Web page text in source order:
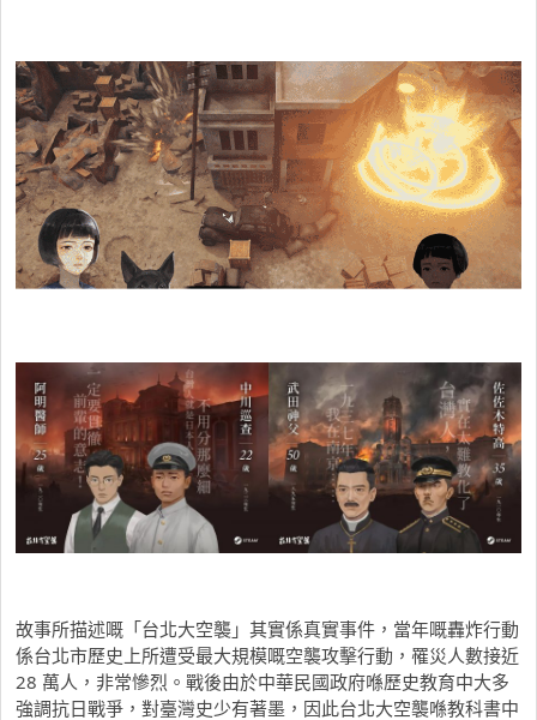
故事所描述嘅「台北大空襲」其實係真實事件，當年嘅轟炸行動
係台北市歷史上所遭受最大規模嘅空襲攻擊行動，罹災人數接近
28 萬人，非常慘烈。戰後由於中華民國政府喺歷史教育中大多
強調抗日戰爭，對臺灣史少有著墨，因此台北大空襲喺教科書中